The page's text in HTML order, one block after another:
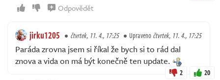
Odpovědět
jirku1205 čtvrtek, 11. 4., 17:25 Upravenočtvrtek, 11. 4., 17:25
Paráda zrovna jsem si říkal že bych si to rád dal
znova a vida on má být konečně ten update.
2 20